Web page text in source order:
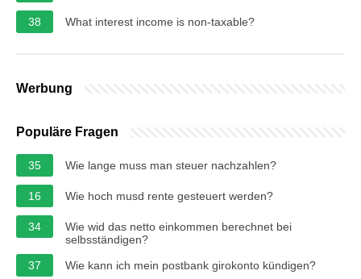
38 What interest income is non-taxable?
Werbung
Populäre Fragen
35 Wie lange muss man steuer nachzahlen?
16 Wie hoch musd rente gesteuert werden?
34
Wie wid das netto einkommen berechnet bei
selbsständigen?
37
Wie kann ich mein postbank girokonto kündigen?